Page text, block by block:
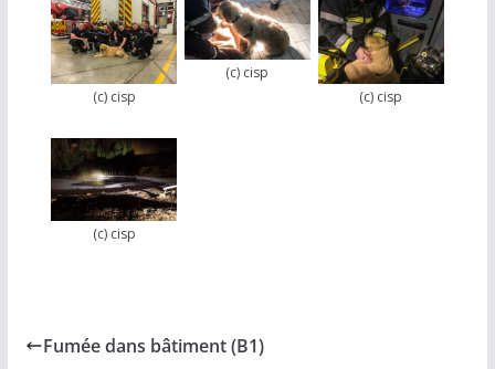
(c) cisp
(c) cisp
(c) cisp
(c) cisp
Fumée dans bâtiment (B1)